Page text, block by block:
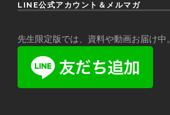
LINE公式アカウント＆メルマガ
先生限定版では、資料や動画お届け中。